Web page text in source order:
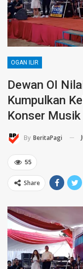
OGAN ILIR
Dewan OI
Kumpulkan
Konser Musik
By BeritaPagi
55
Share